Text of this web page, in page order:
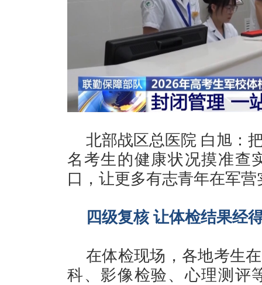
北部战区总医院 白旭：
名考生的健康状况摸准查
口，让更多有志青年在军
四级复核 让体检结果经
在体检现场，各地考生
科、影像检验、心理测评